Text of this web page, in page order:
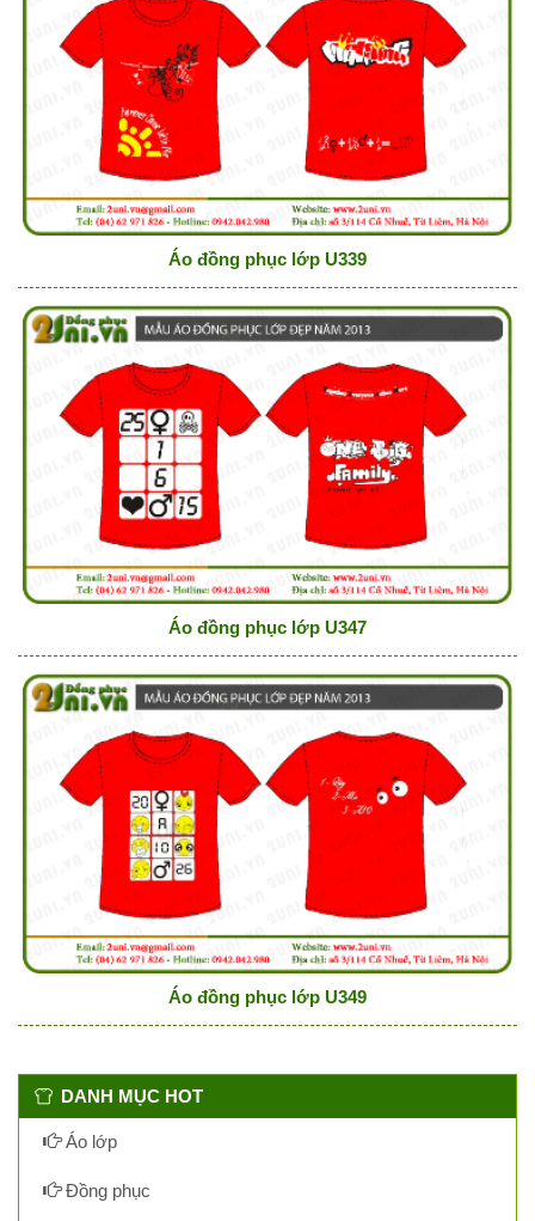
Áo đồng phục lớp U339
Áo đồng phục lớp U347
Áo đồng phục lớp U349
DANH MỤC HOT
Áo lớp
Đồng phục